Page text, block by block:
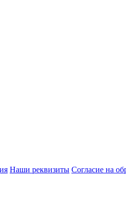
Наши реквизиты Согласие на